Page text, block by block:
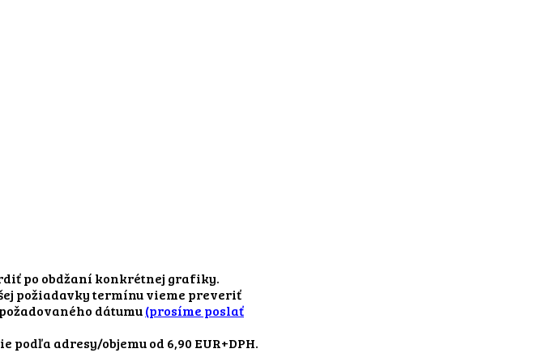
po obdžaní konkrétnej grafiky.
požiadavky termínu vieme preveriť
dátumu(prosíme poslať
adresy/objemu od 6,90 EUR+DPH.